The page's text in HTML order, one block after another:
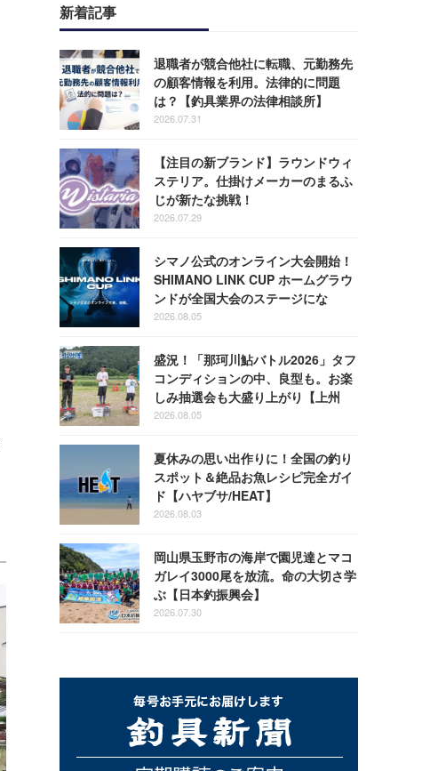
新着記事
退職者が競合他社に転職、元勤務先
の顧客情報を利用。法律的に問題
は？【釣具業界の法律相談所】
2026.07.31
【注目の新ブランド】ラウンドウィ
ステリア。仕掛けメーカーのまるふ
じが新たな挑戦！
2026.07.29
シマノ公式のオンライン大会開始！
SHIMANO LINK CUP ホームグラウ
ンドが全国大会のステージにな
る！
2026.08.05
盛況！「那珂川鮎バトル2026」タフ
コンディションの中、良型も。お楽
しみ抽選会も大盛り上がり【上州
屋】
2026.08.05
夏休みの思い出作りに！全国の釣り
スポット＆絶品お魚レシピ完全ガイ
ド【ハヤブサ/HEAT】
2026.08.03
岡山県玉野市の海岸で園児達とマコ
ガレイ3000尾を放流。命の大切さ学
ぶ【日本釣振興会】
2026.07.30